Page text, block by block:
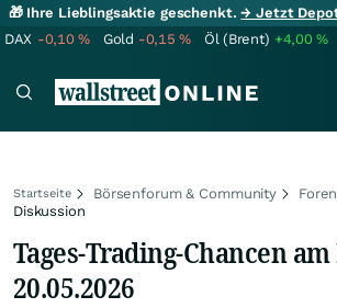
🎁 Ihre Lieblingsaktie geschenkt.→ Jetzt
DAX -0,10% Gold -0,15% Öl (Brent) +4,00%
Startseite Börsenforum & Community Foren
Diskussion
Tages-Trading-Chancen
20.05.2026